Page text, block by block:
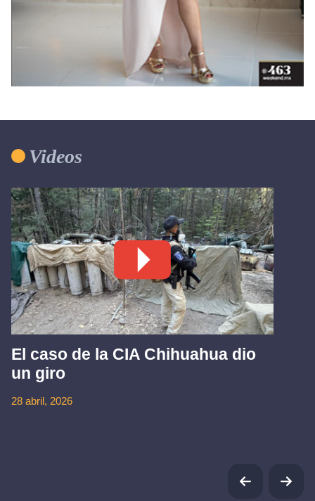
Videos
El caso de la CIA Chihuahua dio
un giro
28 abril, 2026